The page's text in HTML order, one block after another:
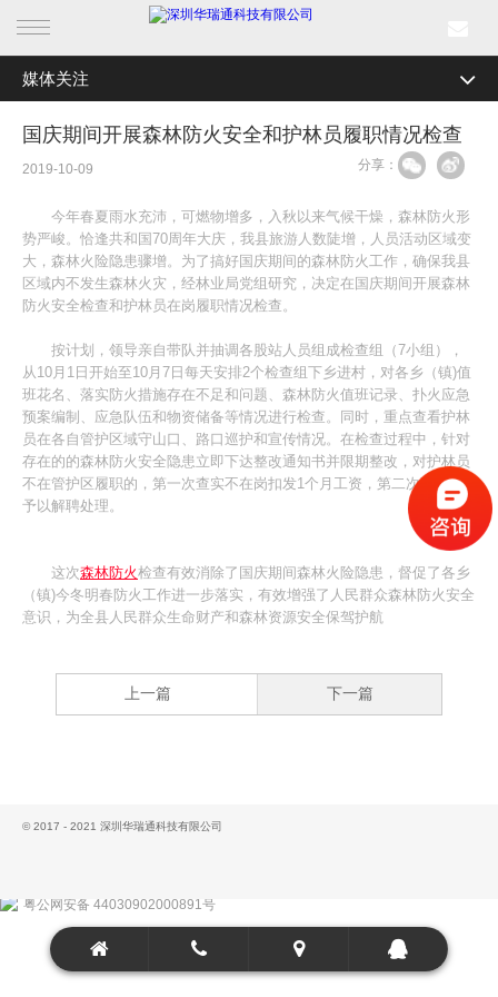
首页
产品中心
解决方案
成功案例
新闻中心
关于我们
媒体关注
全部分类
公司新闻
行业资讯
媒体关注
最新活动
国庆期间开展森林防火安全和护林员履职情况检查
2019-10-09 分享：
今年春夏雨水充沛，可燃物增多，入秋以来气候干燥，森林防火形
势严峻。恰逢共和国70周年大庆，我县旅游人数陡增，人员活动区域变
大，森林火险隐患骤增。为了搞好国庆期间的森林防火工作，确保我县
区域内不发生森林火灾，经林业局党组研究，决定在国庆期间开展森林
防火安全检查和护林员在岗履职情况检查。
按计划，领导亲自带队并抽调各股站人员组成检查组（7小组），
从10月1日开始至10月7日每天安排2个检查组下乡进村，对各乡（镇)值
班花名、落实防火措施存在不足和问题、森林防火值班记录、扑火应急
预案编制、应急队伍和物资储备等情况进行检查。同时，重点查看护林
员在各自管护区域守山口、路口巡护和宣传情况。在检查过程中，针对
存在的的森林防火安全隐患立即下达整改通知书并限期整改，对护林员
不在管护区履职的，第一次查实不在岗扣发1个月工资，第二次不在岗
予以解聘处理。
这次森林防火检查有效消除了国庆期间森林火险隐患，督促了各乡
（镇)今冬明春防火工作进一步落实，有效增强了人民群众森林防火安全
意识，为全县人民群众生命财产和森林资源安全保驾护航
上一篇 下一篇
© 2017 - 2021 深圳华瑞通科技有限公司
粤公网安备 44030902000891号